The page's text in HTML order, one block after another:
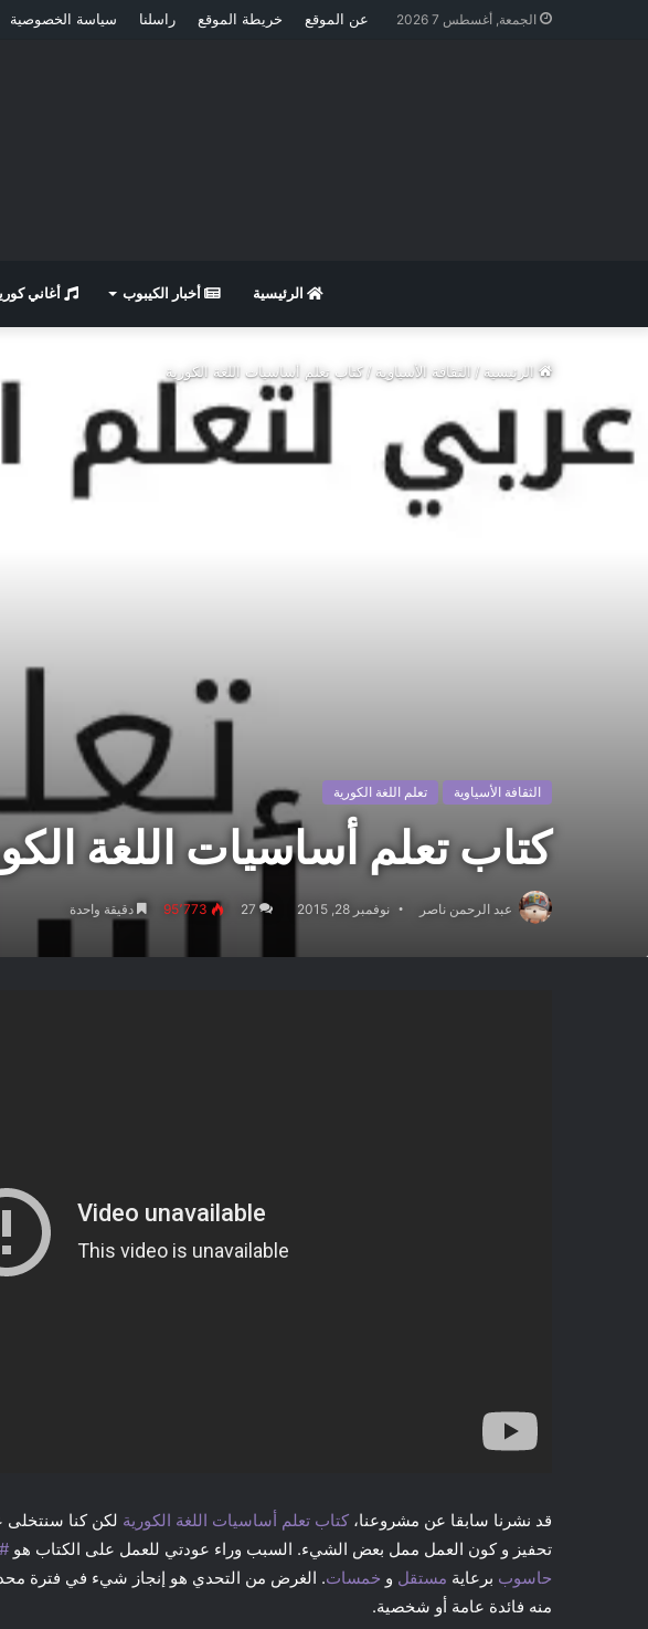
الجمعة, أغسطس 7 2026 عن الموقع خريطة الموقع راسلنا سياسة الخصوصية
الرئيسية أخبار الكيبوب أغاني
الرئيسية/ الثقافة الأسياوية/ كتاب تعلم أساسيات اللغة الكورية
الثقافة الأسياوية تعلم اللغة الكورية
كتاب تعلم أساسيات اللغة
عبد الرحمن ناصر نوفمبر 28, 2015 27 95٬773 دقيقة واحدة
قد نشرنا سابقا عن مشروعنا، كتاب تعلم أساسيات اللغة الكورية لكن كنا سنتخلى
تحفيز و كون العمل ممل بعض الشيء. السبب وراء عودتي للعمل على الكتاب هو #‏
حاسوب برعاية مستقل و خمسات
منه فائدة عامة أو شخصية.